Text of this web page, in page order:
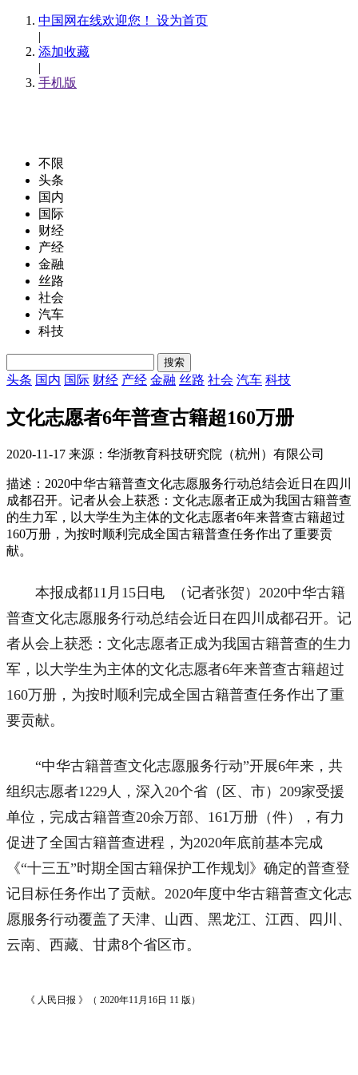
中国网在线欢迎您！ 设为首页
|
添加收藏
|
手机版
不限
头条
国内
国际
财经
产经
金融
丝路
社会
汽车
科技
头条 国内 国际 财经 产经 金融 丝路 社会 汽车 科技
文化志愿者6年普查古籍超160万册
2020-11-17 来源：华浙教育科技研究院（杭州）有限公司
描述：2020中华古籍普查文化志愿服务行动总结会近日在四川
成都召开。记者从会上获悉：文化志愿者正成为我国古籍普查
的生力军，以大学生为主体的文化志愿者6年来普查古籍超过
160万册，为按时顺利完成全国古籍普查任务作出了重要贡
献。
本报成都11月15日电 （记者张贺）2020中华古籍
普查文化志愿服务行动总结会近日在四川成都召开。记
者从会上获悉：文化志愿者正成为我国古籍普查的生力
军，以大学生为主体的文化志愿者6年来普查古籍超过
160万册，为按时顺利完成全国古籍普查任务作出了重
要贡献。
“中华古籍普查文化志愿服务行动”开展6年来，共
组织志愿者1229人，深入20个省（区、市）209家受援
单位，完成古籍普查20余万部、161万册（件），有力
促进了全国古籍普查进程，为2020年底前基本完成
《“十三五”时期全国古籍保护工作规划》确定的普查登
记目标任务作出了贡献。2020年度中华古籍普查文化志
愿服务行动覆盖了天津、山西、黑龙江、江西、四川、
云南、西藏、甘肃8个省区市。
《 人民日报 》（ 2020年11月16日 11 版）